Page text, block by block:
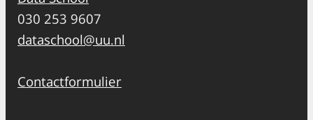
030 253 9607
dataschool@uu.nl
Contactformulier